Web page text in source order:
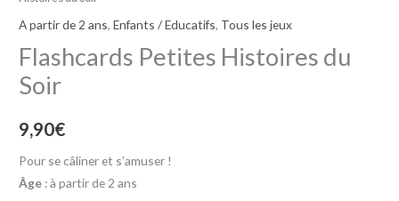
A partir de 2 ans,Enfants / Educatifs, Tous les jeux
Flashcards Petites Histoires du
Soir
9,90€
Pour se câliner et s’amuser !
Âge : à partir de 2 ans